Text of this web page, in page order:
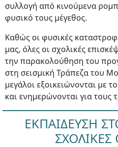
συλλογή από κινούμενα
φυσικό τους μέγεθος.
Καθώς οι φυσικές
μας, όλες οι σχολικές
την παρακολούθηση του
στη σεισμική Τράπεζα του
μεγάλοι εξοικειώνονται με
και ενημερώνονται για τους
ΕΚΠΑΙΔΕΥΣΗ